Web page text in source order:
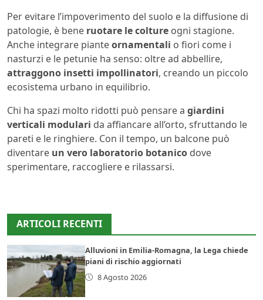
Per evitare l’impoverimento del suolo e la diffusione di
patologie, è bene ruotare le colture ogni stagione.
Anche integrare pianteornamentali o fiori come i
nasturzi e le petunie ha senso: oltre ad abbellire,
attraggono insetti impollinatori, creando un piccolo
ecosistema urbano in equilibrio.
Chi ha spazi molto ridotti può pensare a giardini
verticali modulari da affiancare all’orto, sfruttando le
pareti e le ringhiere. Con il tempo, un balcone può
diventare un vero laboratorio botanico dove
sperimentare, raccogliere e rilassarsi.
ARTICOLI RECENTI
Alluvioni in Emilia-Romagna, la Lega chiede
piani di rischio aggiornati
8 Agosto 2026